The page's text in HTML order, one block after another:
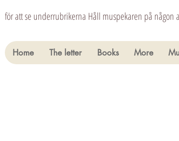
för att se underrubrikerna Håll muspekaren på någon
Home The letter Books More